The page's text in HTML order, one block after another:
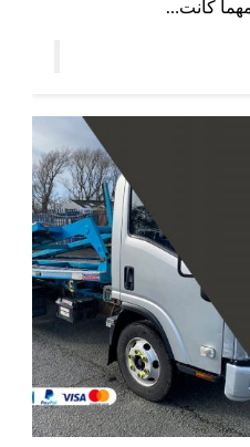
كانت…